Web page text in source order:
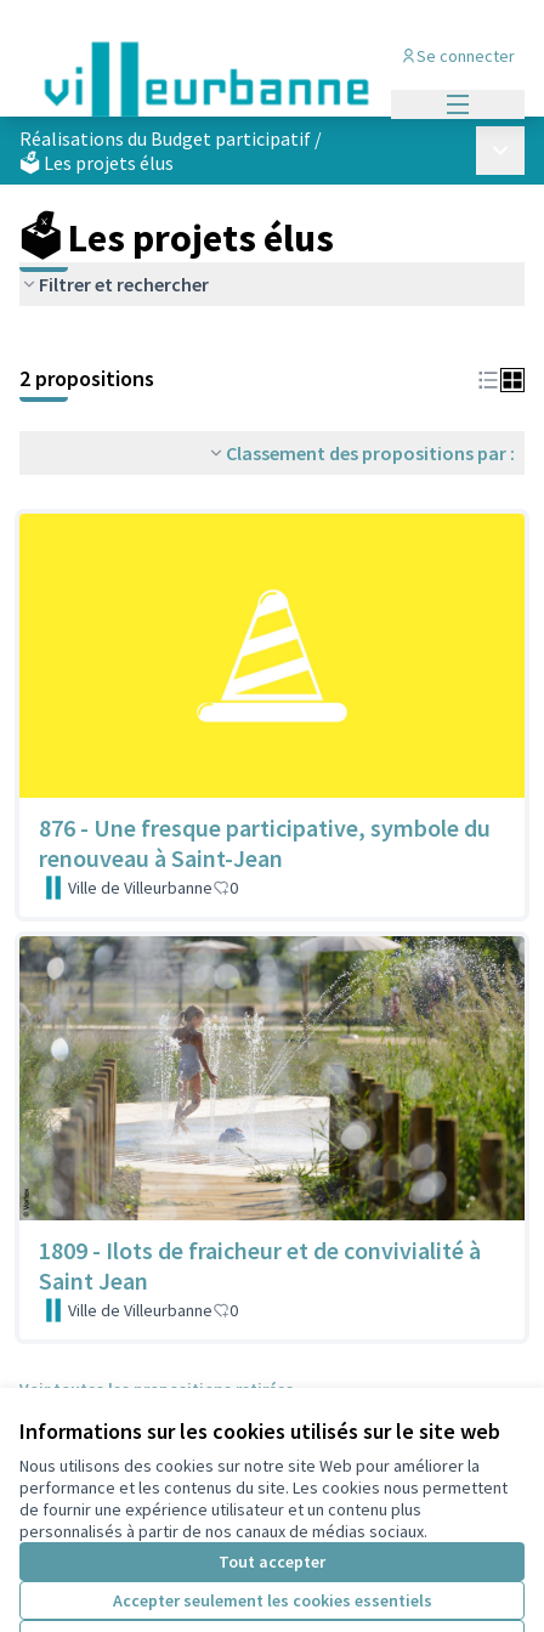
Informations sur les cookies utilisés sur le site web
Nous utilisons des cookies sur notre site Web pour améliorer la
performance et les contenus du site. Les cookies nous permettent
de fournir une expérience utilisateur et un contenu plus
personnalisés à partir de nos canaux de médias sociaux.
Tout accepter
Accepter seulement les cookies essentiels
Se connecter
Réalisations du Budget participatif /
🗳️ Les projets élus
🗳️ Les projets élus
Filtrer et rechercher
+
−
2 propositions
Classement des propositions par :
876 - Une fresque participative, symbole du
renouveau à Saint-Jean
Ville de Villeurbanne 0
1809 - Ilots de fraicheur et de convivialité à
Saint Jean
Ville de Villeurbanne 0
Voir toutes les propositions retirées
Conditions d'utilisation
Paramètres des cookies
Participez Villeurbanne sur X
(Lien externe)
Participez Villeurbanne sur Facebook
Participez Villeurbanne sur Instagram
Participez Villeurbanne sur YouTube
(Lien externe)
Licence
(Lien